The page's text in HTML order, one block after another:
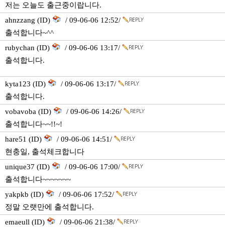
저는 오늘도 출근중이랍니다.
ahnzzang (ID)
/ 09-06-06 12:52/
출석합니다~^^
rubychan (ID)
/ 09-06-06 13:17/
출석합니다.
kyta123 (ID)
/ 09-06-06 13:17/
출석합니다.
vobavoba (ID)
/ 09-06-06 14:26/
출석합니다~~!!~!
hare51 (ID)
/ 09-06-06 14:51/
현충일, 출석체크합니다
unique37 (ID)
/ 09-06-06 17:00/
출석합니다~~~~~~~
yakpkb (ID)
/ 09-06-06 17:52/
정말 오랫만에 출석합니다.
emaeull (ID)
/ 09-06-06 21:38/